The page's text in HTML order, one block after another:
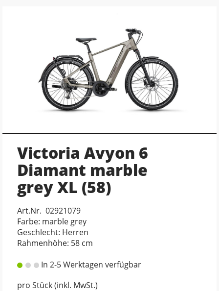
Victoria Avyon 6
Diamant marble
grey XL (58)
Art.Nr. 02921079
Farbe: marble grey
Geschlecht: Herren
Rahmenhöhe: 58 cm
In 2-5 Werktagen verfügbar
pro Stück (inkl. MwSt.)